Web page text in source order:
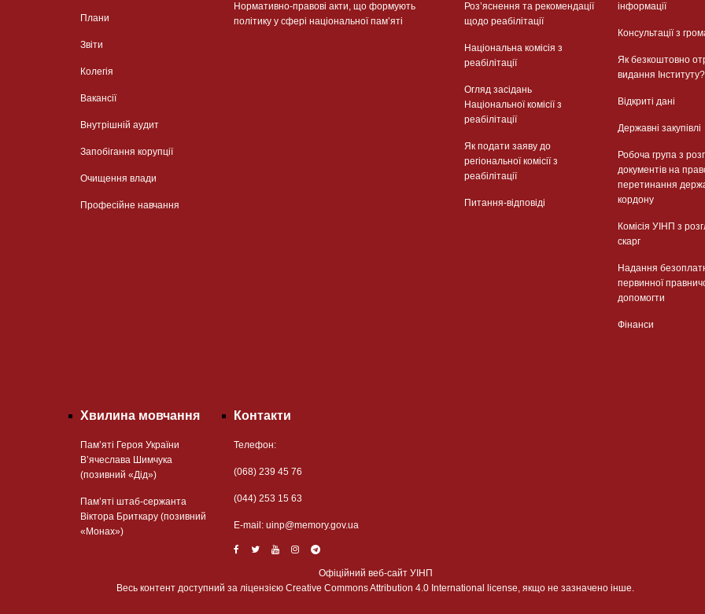
Плани
Звіти
Колегія
Вакансії
Внутрішній аудит
Запобігання корупції
Очищення влади
Професійне навчання
Нормативно-правові акти, що формують
політику у сфері національної памʼяті
Розʼяснення та рекомендації
щодо реабілітації
Національна комісія з
реабілітації
Огляд засідань
Національної комісії з
реабілітації
Як подати заяву до
регіональної комісії з
реабілітації
Питання-відповіді
інформації
Консультації з
Як безкоштовно
видання Інституту?
Відкриті дані
Державні закупівлі
Робоча група з
документів на
перетинання
кордону
Комісія УІНП з
скарг
Надання
первинної
допомогти
Фінанси
Хвилина мовчання
Пам’яті Героя України
В’ячеслава Шимчука
(позивний «Дід»)
Пам’яті штаб-сержанта
Віктора Бриткару (позивний
«Монах»)
Контакти
Телефон:
(068) 239 45 76
(044) 253 15 63
Е-mail: uinp@memory.gov.ua
Офіційний веб-сайт УІНП
Весь контент доступний за ліцензією Creative Commons Attribution 4.0 International license, якщо не зазначено інше.